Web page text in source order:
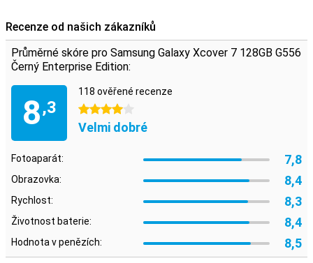
Recenze od našich zákazníků
Průměrné skóre pro Samsung Galaxy Xcover 7 128GB G556
Černý Enterprise Edition:
8,3
118 ověřené recenze
4 hvězdičky
Velmi dobré
Fotoaparát: 7,8
Obrazovka: 8,4
Rychlost: 8,3
Životnost baterie: 8,4
Hodnota v penězích: 8,5